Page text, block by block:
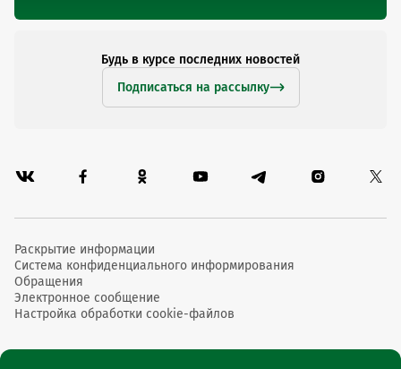
Будь в курсе последних новостей
Подписаться на рассылку
Раскрытие информации
Система конфиденциального информирования
Обращения
Электронное сообщение
Настройка обработки cookie-файлов